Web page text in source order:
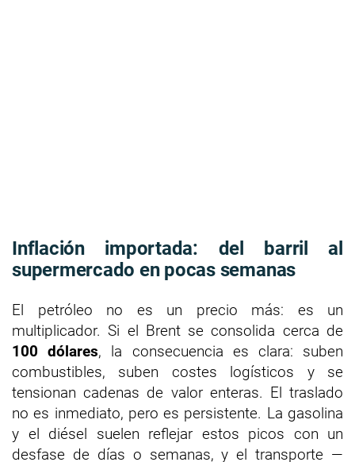
Inflación importada: del barril al
supermercado en pocas semanas
El petróleo no es un precio más: es un
multiplicador. Si el Brent se consolida cerca de
100 dólares, la consecuencia es clara: suben
combustibles, suben costes logísticos y se
tensionan cadenas de valor enteras. El traslado
no es inmediato, pero es persistente. La gasolina
y el diésel suelen reflejar estos picos con un
desfase de días o semanas, y el transporte —